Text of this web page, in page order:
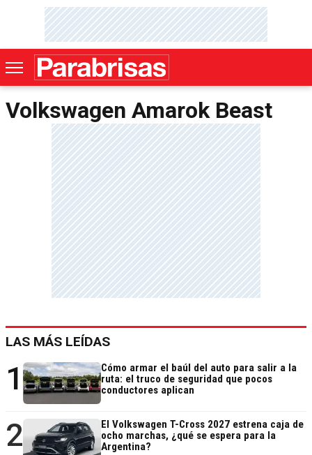
Volkswagen Amarok Beast
LAS MÁS LEÍDAS
1
Cómo armar el baúl del auto para salir a la
ruta: el truco de seguridad que pocos
conductores aplican
2
El Volkswagen T-Cross 2027 estrena caja de
ocho marchas, ¿qué se espera para la
Argentina?